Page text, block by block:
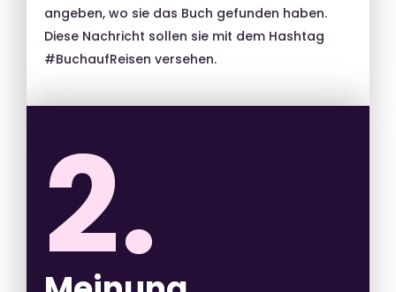
angeben, wo sie das Buch gefunden haben.
Diese Nachricht sollen sie mit dem Hashtag
#BuchaufReisen versehen.
2.